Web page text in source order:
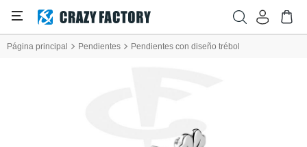
Página principal Pendientes Pendientes con diseño trébol